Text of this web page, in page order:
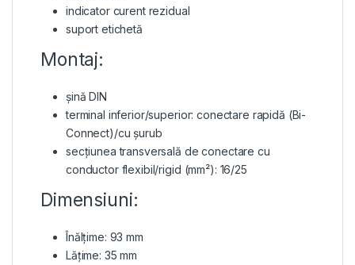
indicator curent rezidual
suport etichetă
Montaj:
șină DIN
terminal inferior/superior: conectare rapidă (Bi-
Connect)/cu șurub
secțiunea transversală de conectare cu
conductor flexibil/rigid (mm²): 16/25
Dimensiuni:
Înălțime: 93 mm
Lățime: 35 mm